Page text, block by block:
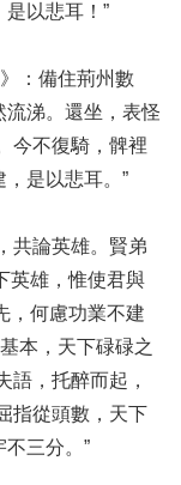
以悲耳！”
：備住荊州數
涕。還坐，表怪
今不復騎，髀裡
是以悲耳。”
共論英雄。賢弟
英雄，惟使君與
，何慮功業不建
本，天下碌碌之
語，托醉而起，
指從頭數，天下
三分。”